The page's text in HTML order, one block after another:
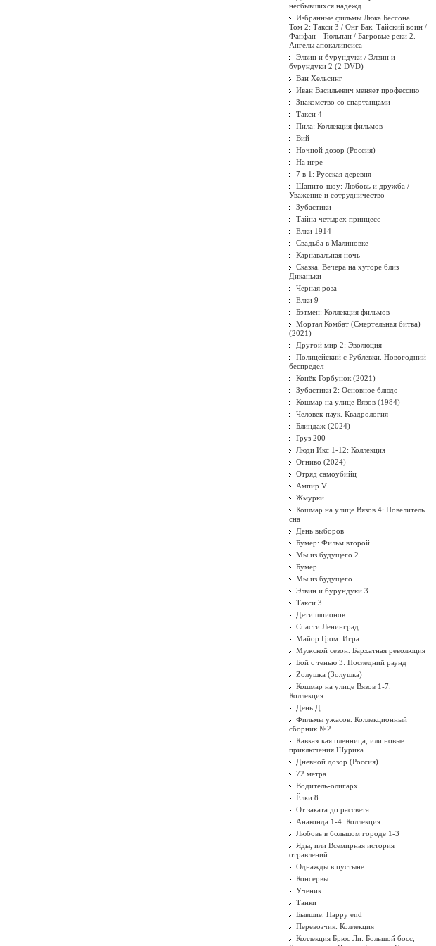
несбывшихся надежд
Избранные фильмы Люка Бессона.
Том 2: Такси 3 / Онг Бак. Тайский воин /
Фанфан - Тюльпан / Багровые реки 2.
Ангелы апокалипсиса
Элвин и бурундуки / Элвин и
бурундуки 2 (2 DVD)
Ван Хельсинг
Иван Васильевич меняет профессию
Знакомство со спартанцами
Такси 4
Пила: Коллекция фильмов
Вий
Ночной дозор (Россия)
На игре
7 в 1: Русская деревня
Шапито-шоу: Любовь и дружба /
Уважение и сотрудничество
Зубастики
Тайна четырех принцесс
Ёлки 1914
Свадьба в Малиновке
Карнавальная ночь
Сказка. Вечера на хуторе близ
Диканьки
Черная роза
Ёлки 9
Бэтмен: Коллекция фильмов
Мортал Комбат (Смертельная битва)
(2021)
Другой мир 2: Эволюция
Полицейский с Рублёвки. Новогодний
беспредел
Конёк-Горбунок (2021)
Зубастики 2: Основное блюдо
Кошмар на улице Вязов (1984)
Человек-паук. Квадрология
Блиндаж (2024)
Груз 200
Люди Икс 1-12: Коллекция
Огниво (2024)
Отряд самоубийц
Ампир V
Жмурки
Кошмар на улице Вязов 4: Повелитель
сна
День выборов
Бумер: Фильм второй
Мы из будущего 2
Бумер
Мы из будущего
Элвин и бурундуки 3
Такси 3
Дети шпионов
Спасти Ленинград
Майор Гром: Игра
Мужской сезон. Бархатная революция
Бой с тенью 3: Последний раунд
Zолушка (Золушка)
Кошмар на улице Вязов 1-7.
Коллекция
День Д
Фильмы ужасов. Коллекционный
сборник №2
Кавказская пленница, или новые
приключения Шурика
Дневной дозор (Россия)
72 метра
Водитель-олигарх
Ёлки 8
От заката до рассвета
Анаконда 1-4. Коллекция
Любовь в большом городе 1-3
Яды, или Всемирная история
отравлений
Однажды в пустыне
Консервы
Ученик
Танки
Бывшие. Happy end
Перевозчик: Коллекция
Коллекция Брюс Ли: Большой босс,